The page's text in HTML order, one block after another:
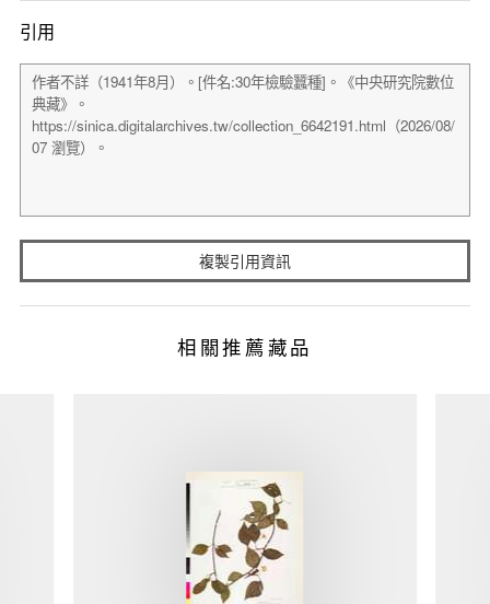
引用
複製引用資訊
相關推薦藏品